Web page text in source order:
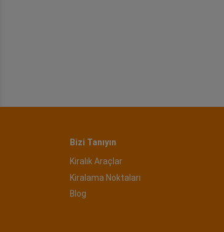
Bizi Tanıyın
Kiralık Araçlar
Kiralama Noktaları
Blog